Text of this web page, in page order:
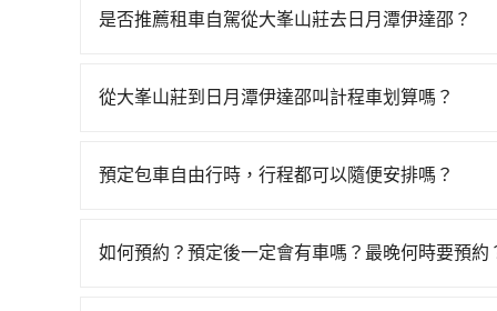
23:27，嘉義-台中一天最多有60班次高鐵可搭乘
待車站前排班的計程車，搭上小黃後約花70分鐘
莊並未位於市區，可能根本無車可攔。縱使幸運
上，現在還不馬上來預約tripool！
是否推薦租車自駕從大峯山莊去日月潭伊達邵？
天就要來回，那在嘉義路邊可隨租隨借的iRent應
預估進去，但額外的汽車保險與可能的罰單都需
理，每一次租車都好像在開樂透一樣。另外，偶
從大峯山莊到日月潭伊達邵叫計程車划算嗎？
元間。不過嘉義縣僅有合法計程車約330輛，計程
被坑受騙。雖然大峯山莊到日月潭伊達邵的跳表
預定包車自由行時，行程都可以隨便安排嗎？
的需求安排的。
如何預約？預定後一定會有車嗎？最晚何時要預約